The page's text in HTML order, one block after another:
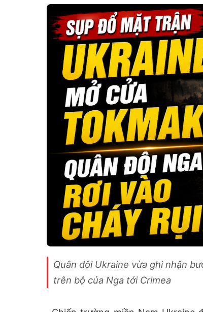
Quân đội Ukraine vừa ghi nhận
trên bộ của Nga tới Crimea